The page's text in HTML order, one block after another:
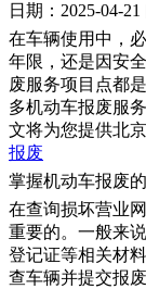
日期：2025-04-21
在车辆使用中，
年限，还是因安
废服务项目点都
多机动车报废服
文将为您提供北
报废
掌握机动车报废
在查询损坏营业
重要的。一般来
登记证等相关材
查车辆并提交报